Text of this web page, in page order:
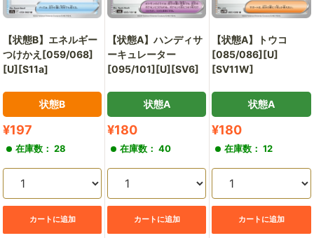
【状態B】エネルギー
つけかえ[059/068]
[U][S11a]
状態B
販
価
格
¥197
在庫数： 28
カートに追加
【状態A】ハンディサ
ーキュレーター
[095/101][U][SV6]
状態A
販
価
格
¥180
在庫数： 40
カートに追加
【状態A】トウコ
[085/086][U]
[SV11W]
状態A
販
価
格
¥180
在庫数： 12
カートに追加